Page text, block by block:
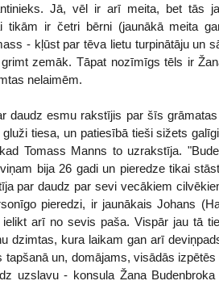
Jā, vēl ir arī meita, bet tās
tikām ir četri bērni (jaunākā meita
- kļūst par tēva lietu turpinātāju un
zemāk. Tāpat nozīmīgs tēls ir
nelaimēm.
daudz esmu rakstījis par šīs
tiesa, un patiesībā tieši sižets
Tomass Manns to uzrakstīja.
bija 26 gadi un pieredze tikai
par daudz par sevi vecākiem
pieredzi, ir jaunākais Johans
arī no sevis paša. Vispār jau tā
dzimtas, kura laikam gan arī
tapšanā un, domājams, visādās
uzslavu - konsula Žana